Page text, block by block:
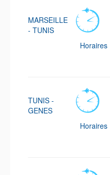
MARSEILLE
- TUNIS
Horaires
TUNIS -
GENES
Horaires